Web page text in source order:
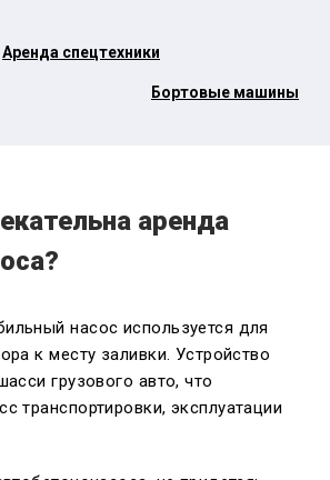
Аренда спецтехники
Бортовые машины
аренда
насос используется для
к месту заливки. Устройство
грузового авто, что
транспортировки, эксплуатации